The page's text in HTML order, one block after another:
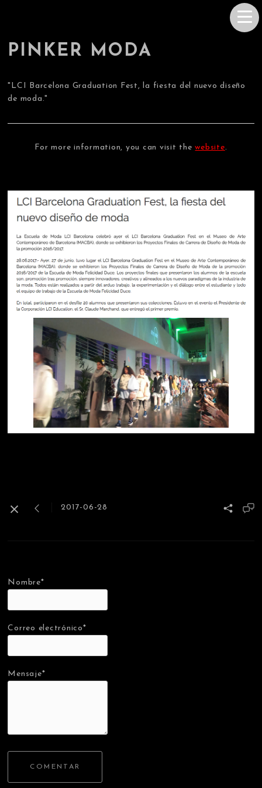
PINKER MODA
"LCI Barcelona Graduation Fest, la fiesta del nuevo diseño
de moda."
For more information, you can visit thewebsite.
2017-06-28
Nombre*
Correo electrónico*
Mensaje*
COMENTAR